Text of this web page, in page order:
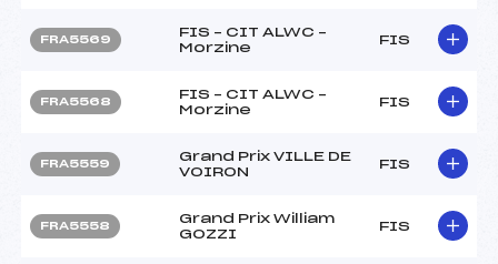
FRA5569
FIS – CIT ALWC –
Morzine
FIS
FRA5568
FIS – CIT ALWC –
Morzine
FIS
FRA5559
Grand Prix VILLE DE
VOIRON
FIS
FRA5558
Grand Prix William
GOZZI
FIS